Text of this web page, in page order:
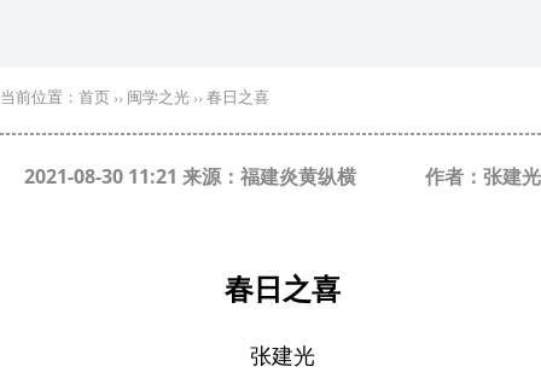
当前位置： 首页 ›› 闽学之光 ›› 春日之喜
2021-08-30 11:21 来源：福建炎黄纵横 作者：张建光
春日之喜
张建光